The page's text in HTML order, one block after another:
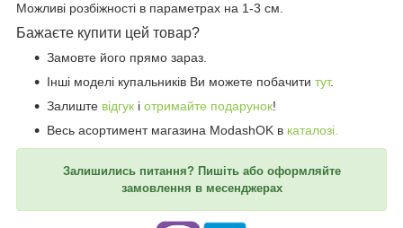
Можливі розбіжності в параметрах на 1-3 см.
Бажаєте купити цей товар?
Замовте його прямо зараз.
Інші моделі купальників Ви можете побачити тут.
Залиште відгук і отримайте подарунок!
Весь асортимент магазина ModashOK в каталозі.
Залишились питання? Пишіть або оформляйте
замовлення в месенджерах